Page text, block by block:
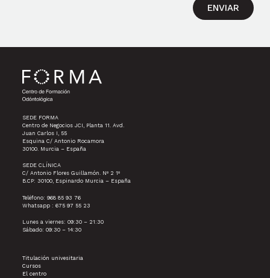
ENVIAR
SEDE FORMA
Centro de Negocios JCI, Planta 11. Avd.
Juan Carlos I, 55
Esquina C/ Antonio Rocamora
30100. Murcia – España
SEDE CLÍNICA
C/ Antonio Flores Guillamón. Nº 2 1º
B.CP: 30100, Espinardo Murcia – España
Teléfono: 968 85 93 76
Whatsapp : 675 97 55 23
Lunes a viernes: 09:30 – 21:30
Sábado: 09:30 – 14:30
Titulación univesitaria
Cursos
El centro